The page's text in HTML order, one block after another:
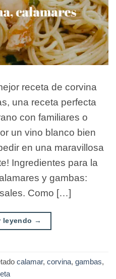
receta de corvina
una receta perfecta
con familiares o
un vino blanco bien
en una maravillosa
Ingredientes para la
y gambas:
Como […]
leyendo →
calamar, corvina, gambas,